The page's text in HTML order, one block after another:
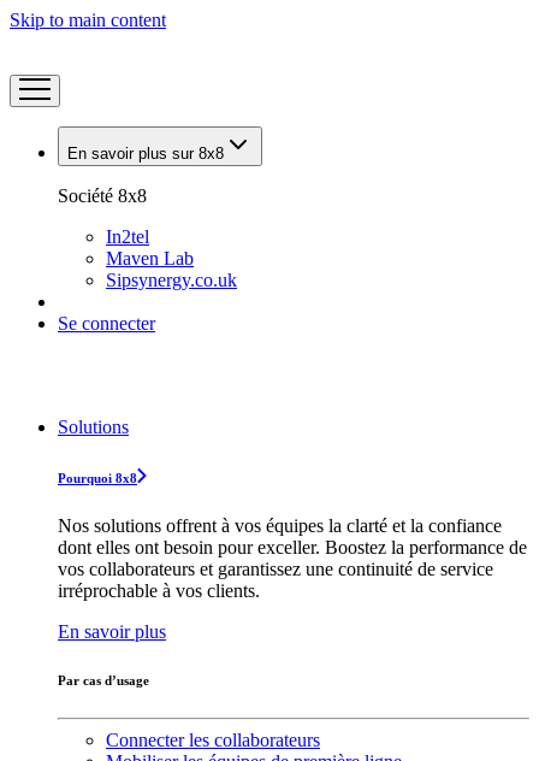
Skip to main content
En savoir plus sur 8x8
Société 8x8
In2tel
Maven Lab
Sipsynergy.co.uk
Se connecter
Solutions
Pourquoi 8x8
Nos solutions offrent à vos équipes la clarté et la confiance
dont elles ont besoin pour exceller. Boostez la performance de
vos collaborateurs et garantissez une continuité de service
irréprochable à vos clients.
En savoir plus
Par cas d’usage
Connecter les collaborateurs